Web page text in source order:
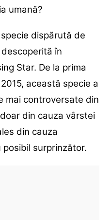
umană?
dispărută de
în
Star. De la prima
această specie a
mai controversate din
din cauza vârstei
din cauza
surprinzător.